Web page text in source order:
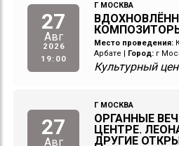
27
Авг
2026
19:00
Г МОСКВА
Место проведения:
Арбате
Город: г
Культурный
27
Авг
Г МОСКВА
ОРГАННЫЕ
ЦЕНТРЕ.
ДРУГИЕ